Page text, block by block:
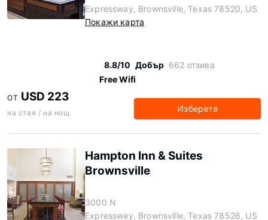
Expressway, Brownsville, Texas 78520, US
Покажи карта
8.8/10 Добър 662 отзива
Free Wifi
ОТ USD 223
на стая / на нощ Изберете
Hampton Inn & Suites
Brownsville
3000 N
Expressway, Brownsville, Texas 78526, US